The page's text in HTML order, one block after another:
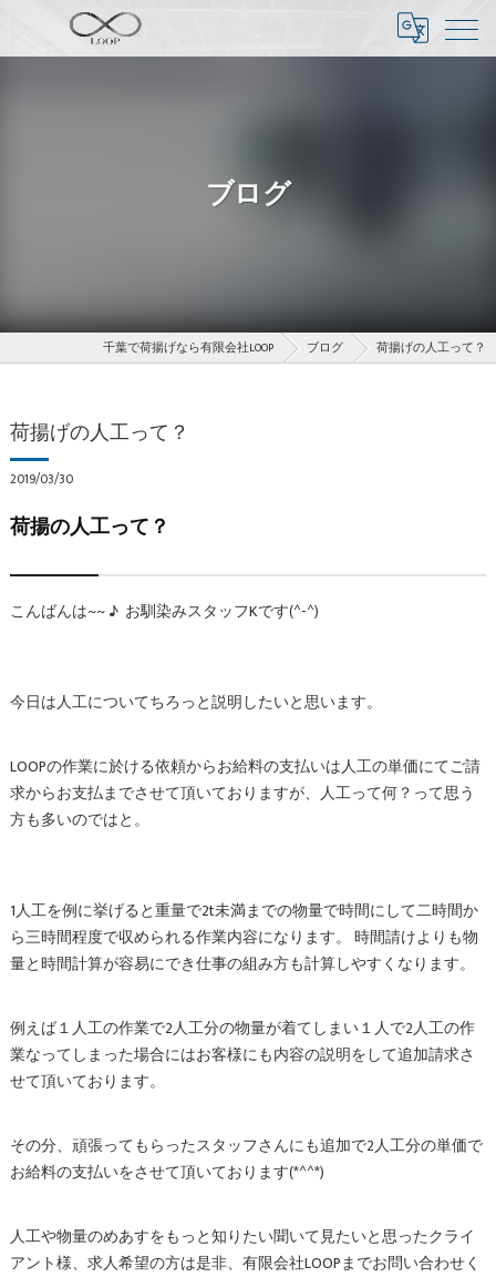
ブログ
千葉で荷揚げなら有限会社LOOP ブログ 荷揚げの人工って？
荷揚げの人工って？
2019/03/30
荷揚の人工って？
こんばんは~~ ♪ お馴染みスタッフKです(^-^)
今日は人工についてちろっと説明したいと思います。
LOOPの作業に於ける依頼からお給料の支払いは人工の単価にてご請
求からお支払までさせて頂いておりますが、人工って何？って思う
方も多いのではと。
1人工を例に挙げると重量で2t未満までの物量で時間にして二時間か
ら三時間程度で収められる作業内容になります。 時間請けよりも物
量と時間計算が容易にでき仕事の組み方も計算しやすくなります。
例えば１人工の作業で2人工分の物量が着てしまい１人で2人工の作
業なってしまった場合にはお客様にも内容の説明をして追加請求さ
せて頂いております。
その分、頑張ってもらったスタッフさんにも追加で2人工分の単価で
お給料の支払いをさせて頂いております(*^^*)
人工や物量のめあすをもっと知りたい聞いて見たいと思ったクライ
アント様、求人希望の方は是非、有限会社LOOPまでお問い合わせく